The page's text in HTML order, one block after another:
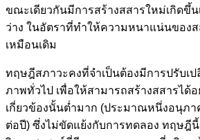
ขณะเดียวกันมีการสร้างสสารใหม่เกิดขึ้น
ว่าง ในอัตราที่ทำให้ความหนาแน่นของ
เหมือนเดิม
ทฤษฎีสภาวะคงที่จำเป็นต้องมีการปรับเ
ภาพทั่วไป เพื่อให้สามารถสร้างสสารได้
เกี่ยวข้องนั้นต่ำมาก (ประมาณหนึ่งอนุภา
ต่อปี) ซึ่งไม่ขัดแย้งกับการทดลอง ทฤษฎี